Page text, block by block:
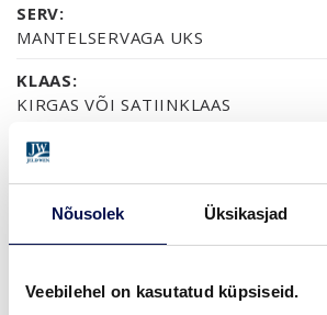
Nõusolek Üksikasjad
Veebilehel on kasutatud küpsiseid.
SERV:
MANTELSERVAGA UKS
KLAAS:
KIRGAS VÕI SATIINKLAAS
SERTIFIKAAT:
FSC MIX 70%
GARANTII: